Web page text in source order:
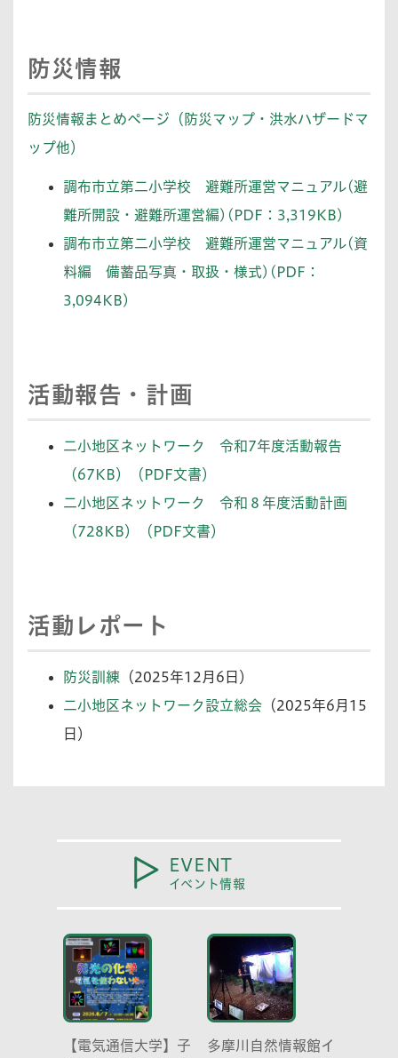
防災情報
防災情報まとめページ（防災マップ・洪水ハザードマ
ップ他）
調布市立第二小学校 避難所運営マニュアル(避
難所開設・避難所運営編)(PDF：3,319KB)
調布市立第二小学校 避難所運営マニュアル(資
料編 備蓄品写真・取扱・様式)(PDF：
3,094KB)
活動報告・計画
二小地区ネットワーク 令和7年度活動報告
（67KB）（PDF文書）
二小地区ネットワーク 令和８年度活動計画
（728KB）（PDF文書）
活動レポート
防災訓練 （2025年12月6日）
二小地区ネットワーク設立総会 （2025年6月15
日）
EVENT
イベント情報
【電気通信大学】子
多摩川自然情報館イ